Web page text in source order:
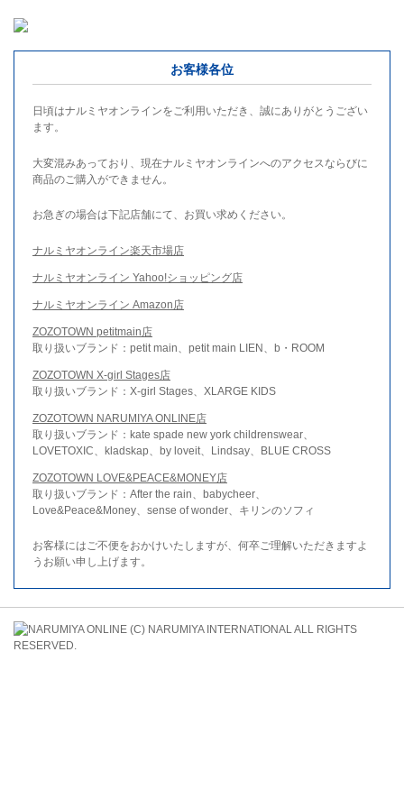
お客様各位
日頃はナルミヤオンラインをご利用いただき、誠にありがとうござい
ます。
大変混みあっており、現在ナルミヤオンラインへのアクセスならびに
商品のご購入ができません。
お急ぎの場合は下記店舗にて、お買い求めください。
ナルミヤオンライン楽天市場店
ナルミヤオンライン Yahoo!ショッピング店
ナルミヤオンライン Amazon店
ZOZOTOWN petitmain店
取り扱いブランド：petit main、petit main LIEN、b・ROOM
ZOZOTOWN X-girl Stages店
取り扱いブランド：X-girl Stages、XLARGE KIDS
ZOZOTOWN NARUMIYA ONLINE店
取り扱いブランド：kate spade new york childrenswear、
LOVETOXIC、kladskap、by loveit、Lindsay、BLUE CROSS
ZOZOTOWN LOVE&PEACE&MONEY店
取り扱いブランド：After the rain、babycheer、
Love&Peace&Money、sense of wonder、キリンのソフィ
お客様にはご不便をおかけいたしますが、何卒ご理解いただきますよ
うお願い申し上げます。